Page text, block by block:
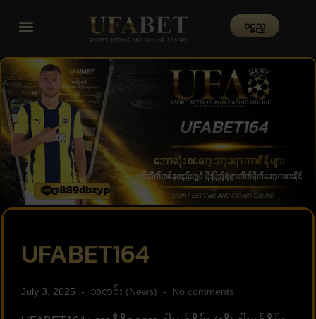
၀င္မည္
UFABET164
July 3, 2025 သတင်း (News) No comments